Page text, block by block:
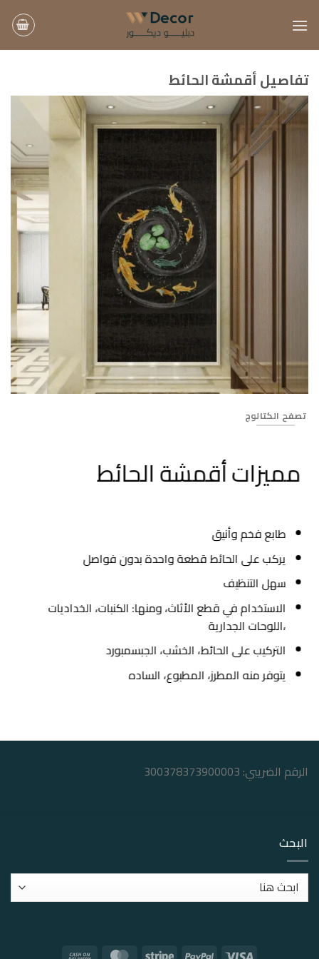
للمحتوى
تفاصيل أقمشة الحائط
تصفح الكتالوج
مميزات أقمشة الحائط
طابع فخم وأنيق
يركب على الحائط قطعة واحدة بدون فواصل
سهل التنظيف
الاستخدام في قطع الأثاث، ومنها: الكنبات، الخداديات
،اللوحات الجدارية
التركيب على الحائط، الخشب، الجبسمبورد
يتوفر منه المطرز، المطبوع، الساده
الرقم الضريبي: 300378373900003
البحث